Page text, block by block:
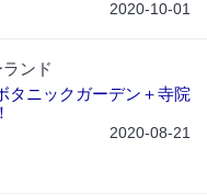
2020-10-01
ンド
タニックガーデン＋寺院
2020-08-21